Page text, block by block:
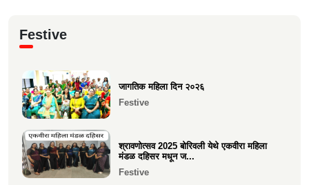
चे प्रकाशन
Festive
जागतिक महिला दिन २०२६
Festive
श्रावणोत्सव 2025 बोरिवली येथे एकवीरा महिला
मंडळ दहिसर मधून ज...
Festive